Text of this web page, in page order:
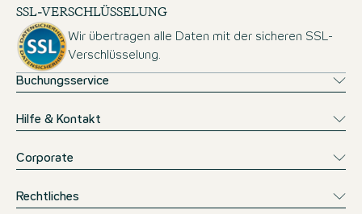
SSL-VERSCHLÜSSELUNG
Wir übertragen alle Daten mit der sicheren SSL-
Verschlüsselung.
Buchungsservice
Hilfe & Kontakt
Corporate
Rechtliches